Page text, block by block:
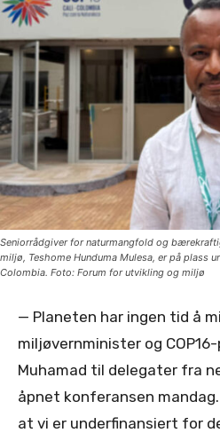
Seniorrådgiver for naturmangfold og
miljø, Teshome Hunduma Mulesa, er på plass
Colombia. Foto: Forum for utvikling og miljø
— Planeten har ingen tid å
miljøvernminister og
Muhamad til delegater fra
åpnet konferansen
at vi er underfinansiert for